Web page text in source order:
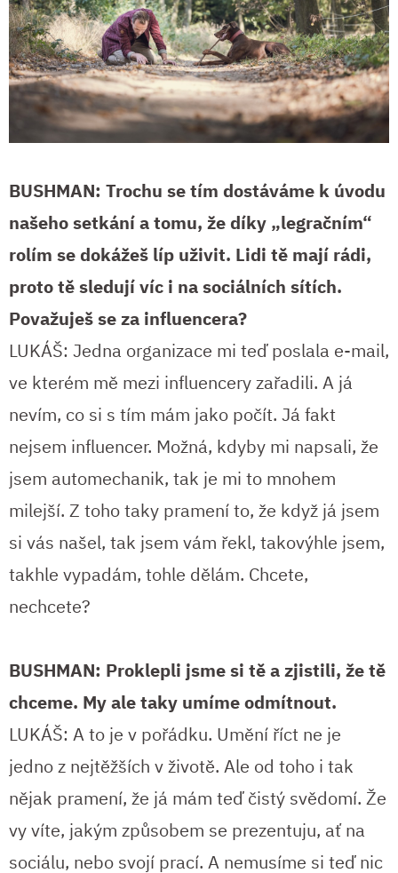
BUSHMAN: Trochu se tím dostáváme k úvodu
našeho setkání a tomu, že díky „legračním“
rolím se dokážeš líp uživit. Lidi tě mají rádi,
proto tě sledují víc i na sociálních sítích.
Považuješ se za influencera?
LUKÁŠ: Jedna organizace mi teď poslala e-mail,
ve kterém mě mezi influencery zařadili. A já
nevím, co si s tím mám jako počít. Já fakt
nejsem influencer. Možná, kdyby mi napsali, že
jsem automechanik, tak je mi to mnohem
milejší. Z toho taky pramení to, že když já jsem
si vás našel, tak jsem vám řekl, takovýhle jsem,
takhle vypadám, tohle dělám. Chcete,
nechcete?
BUSHMAN: Proklepli jsme si tě a zjistili, že tě
chceme. My ale taky umíme odmítnout.
LUKÁŠ: A to je v pořádku. Umění říct ne je
jedno z nejtěžších v životě. Ale od toho i tak
nějak pramení, že já mám teď čistý svědomí. Že
vy víte, jakým způsobem se prezentuju, ať na
sociálu, nebo svojí prací. A nemusíme si teď nic